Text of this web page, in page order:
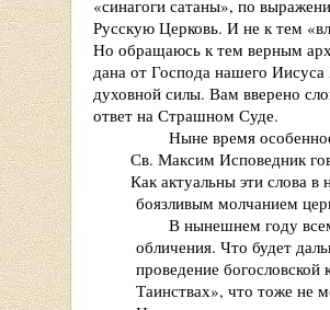
«синагоги сатаны», по
Русскую Церковь. И не к тем
Но обращаюсь к тем верным
дана от Господа нашего Иисуса
духовной силы. Вам вверено
ответ на Страшном Суде.
Ныне время особенное –
Св. Максим Исповедник
Как актуальны эти слова в
боязливым молчанием
В нынешнем году
обличения. Что будет
проведение богословской
Таинствах», что тоже не